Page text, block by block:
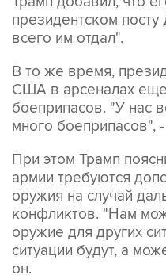
президентском
всего им отдал".
В то же время,
США в арсеналах еще
боеприпасов. "У нас
много боеприпасов",
При этом Трамп
армии требуются
оружия на случай
конфликтов. "Нам
оружие для других
ситуации будут, а
он.